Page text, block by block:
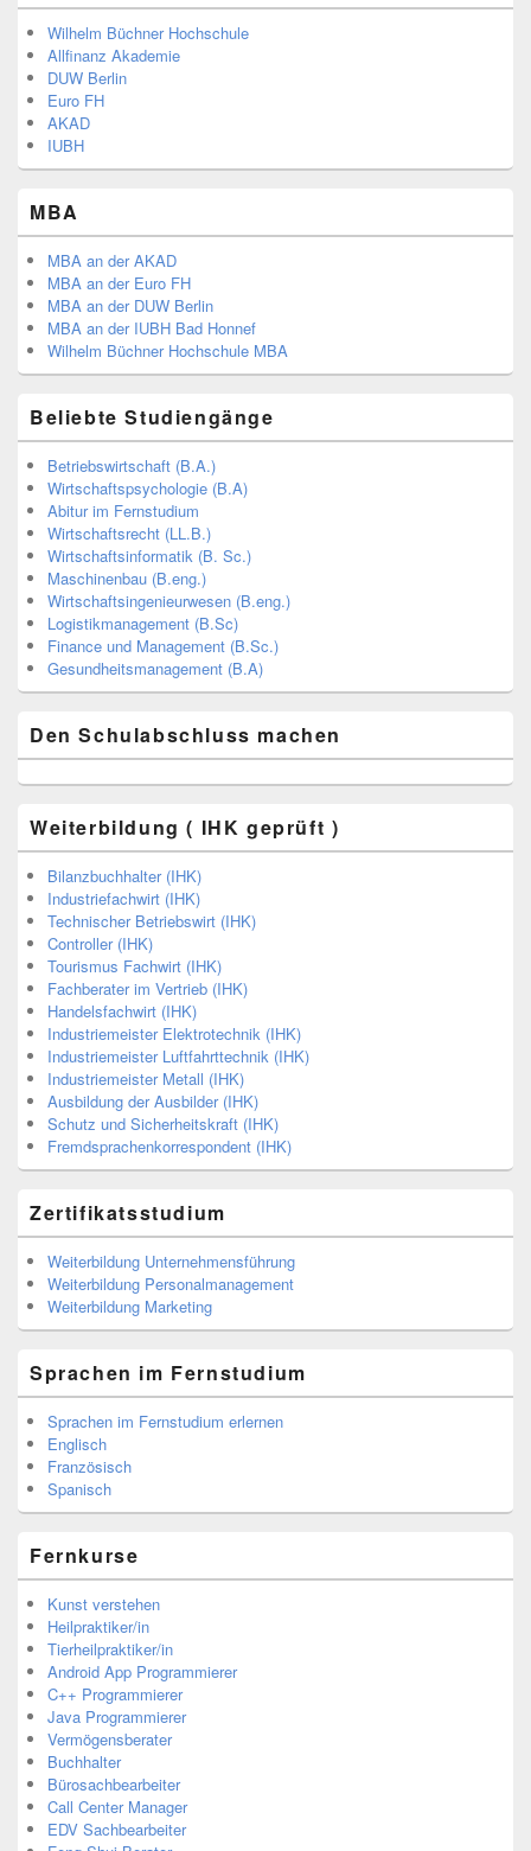
Wilhelm Büchner Hochschule
Allfinanz Akademie
DUW Berlin
Euro FH
AKAD
IUBH
MBA
MBA an der AKAD
MBA an der Euro FH
MBA an der DUW Berlin
MBA an der IUBH Bad Honnef
Wilhelm Büchner Hochschule MBA
Beliebte Studiengänge
Betriebswirtschaft (B.A.)
Wirtschaftspsychologie (B.A)
Abitur im Fernstudium
Wirtschaftsrecht (LL.B.)
Wirtschaftsinformatik (B. Sc.)
Maschinenbau (B.eng.)
Wirtschaftsingenieurwesen (B.eng.)
Logistikmanagement (B.Sc)
Finance und Management (B.Sc.)
Gesundheitsmanagement (B.A)
Den Schulabschluss machen
Weiterbildung ( IHK geprüft )
Bilanzbuchhalter (IHK)
Industriefachwirt (IHK)
Technischer Betriebswirt (IHK)
Controller (IHK)
Tourismus Fachwirt (IHK)
Fachberater im Vertrieb (IHK)
Handelsfachwirt (IHK)
Industriemeister Elektrotechnik (IHK)
Industriemeister Luftfahrttechnik (IHK)
Industriemeister Metall (IHK)
Ausbildung der Ausbilder (IHK)
Schutz und Sicherheitskraft (IHK)
Fremdsprachenkorrespondent (IHK)
Zertifikatsstudium
Weiterbildung Unternehmensführung
Weiterbildung Personalmanagement
Weiterbildung Marketing
Sprachen im Fernstudium
Sprachen im Fernstudium erlernen
Englisch
Französisch
Spanisch
Fernkurse
Kunst verstehen
Heilpraktiker/in
Tierheilpraktiker/in
Android App Programmierer
C++ Programmierer
Java Programmierer
Vermögensberater
Buchhalter
Bürosachbearbeiter
Call Center Manager
EDV Sachbearbeiter